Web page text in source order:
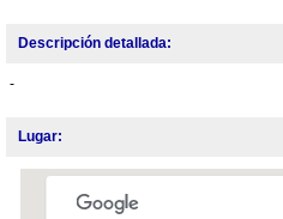
Descripción detallada:
-
Lugar: